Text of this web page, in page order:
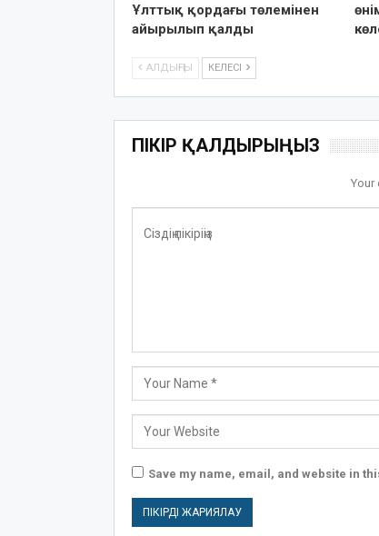
Ұлттық қордағы төлемінен
айырылып қалды
АЛДЫҢҒЫ КЕЛЕСІ
ПІКІР ҚАЛДЫРЫҢЫЗ
Your
Save my name, email, and website in